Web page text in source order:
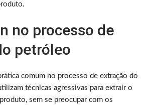
no processo de
petróleo
comum no processo de extração do
técnicas agressivas para extrair o
sem se preocupar com os